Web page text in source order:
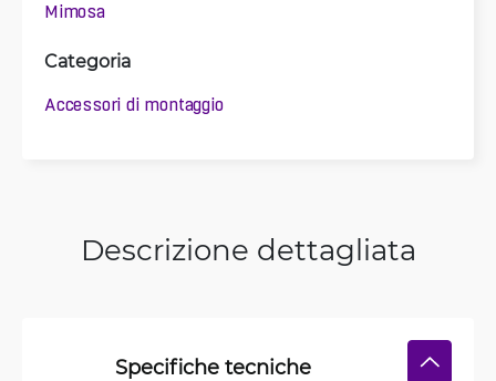
Mimosa
Categoria
Accessori di montaggio
Descrizione dettagliata
Specifiche tecniche